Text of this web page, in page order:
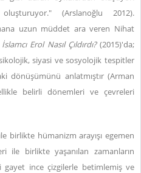
(Arslanoğlu 2012).
uzun müddet ara veren Nihat
İslamcı Erol Nasıl Çıldırdı?(2015)'da;
siyasi ve sosyolojik tespitler
dönüşümünü anlatmıştır (Arman
belirli dönemleri ve çevreleri
birlikte hümanizm arayışı egemen
ile birlikte yaşanılan zamanların
gayet ince çizgilerle betimlemiş ve